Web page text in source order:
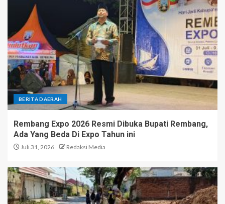
BERITA DAERAH
Rembang Expo 2026 Resmi Dibuka Bupati Rembang,
Ada Yang Beda Di Expo Tahun ini
Juli 31, 2026 Redaksi Media